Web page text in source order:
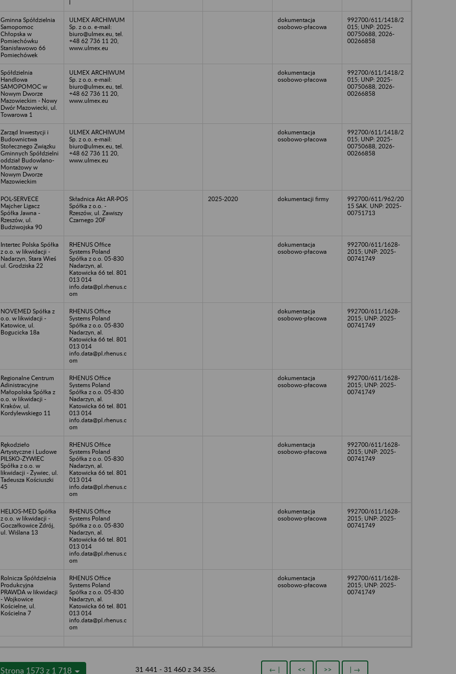
l
Gminna Spółdzielnia
Samopomoc
Chłopska w
Pomiechówku
Stanisławowo 66
Pomiechówek
ULMEX ARCHIWUM
Sp. z o.o. e-mail:
biuro@ulmex.eu, tel.
+48 62 736 11 20,
www.ulmex.eu
dokumentacja
osobowo-płacowa
992700/611/1418/2
015; UNP: 2025-
00750688, 2026-
00266858
Spółdzielnia
Handlowa
SAMOPOMOC w
Nowym Dworze
Mazowieckim - Nowy
Dwór Mazowiecki, ul.
Towarowa 1
ULMEX ARCHIWUM
Sp. z o.o. e-mail:
biuro@ulmex.eu, tel.
+48 62 736 11 20,
www.ulmex.eu
dokumentacja
osobowo-płacowa
992700/611/1418/2
015; UNP: 2025-
00750688, 2026-
00266858
Zarząd Inwestycji i
Budownictwa
Stołecznego Związku
Gminnych Spółdzielni
oddział Budowlano-
Montażowy w
Nowym Dworze
Mazowieckim
ULMEX ARCHIWUM
Sp. z o.o. e-mail:
biuro@ulmex.eu, tel.
+48 62 736 11 20,
www.ulmex.eu
dokumentacja
osobowo-płacowa
992700/611/1418/2
015; UNP: 2025-
00750688, 2026-
00266858
POL-SERVECE
Majcher Ligacz
Spółka Jawna -
Rzeszów, ul.
Budziwojska 90
Składnica Akt AR-POS
Spółka z o.o. -
Rzeszów, ul. Zawiszy
Czarnego 20F
2025-2020 dokumentacji firmy
992700/611/962/20
15 SAK. UNP: 2025-
00751713
Intertec Polska Spółka
z o.o. w likwidacji -
Nadarzyn, Stara Wieś
ul. Grodziska 22
RHENUS Office
Systems Poland
Spółka z o.o. 05-830
Nadarzyn, al.
Katowicka 66 tel. 801
013 014
info.data@pl.rhenus.c
om
dokumentacja
osobowo-płacowa
992700/611/1628-
2015; UNP: 2025-
00741749
NOVEMED Spółka z
o.o. w likwidacji -
Katowice, ul.
Bogucicka 18a
RHENUS Office
Systems Poland
Spółka z o.o. 05-830
Nadarzyn, al.
Katowicka 66 tel. 801
013 014
info.data@pl.rhenus.c
om
dokumentacja
osobowo-płacowa
992700/611/1628-
2015; UNP: 2025-
00741749
Regionalne Centrum
Adinistracyjne
Małopolska Spółka z
o.o. w likwidacji -
Kraków, ul.
Kordylewskiego 11
RHENUS Office
Systems Poland
Spółka z o.o. 05-830
Nadarzyn, al.
Katowicka 66 tel. 801
013 014
info.data@pl.rhenus.c
om
dokumentacja
osobowo-płacowa
992700/611/1628-
2015; UNP: 2025-
00741749
Rękodzieło
Artystyczne i Ludowe
PILSKO-ŻYWIEC
Spółka z o.o. w
likwidacji - Żywiec, ul.
Tadeusza Kościuszki
45
RHENUS Office
Systems Poland
Spółka z o.o. 05-830
Nadarzyn, al.
Katowicka 66 tel. 801
013 014
info.data@pl.rhenus.c
om
dokumentacja
osobowo-płacowa
992700/611/1628-
2015; UNP: 2025-
00741749
HELIOS-MED Spółka
z o.o. w likwidacji -
Goczałkowice Zdrój,
ul. Wiślana 13
RHENUS Office
Systems Poland
Spółka z o.o. 05-830
Nadarzyn, al.
Katowicka 66 tel. 801
013 014
info.data@pl.rhenus.c
om
dokumentacja
osobowo-płacowa
992700/611/1628-
2015; UNP: 2025-
00741749
Rolnicza Spółdzielnia
Produkcyjna
PRAWDA w likwidacji
- Wojkowice
Kościelne, ul.
Kościelna 7
RHENUS Office
Systems Poland
Spółka z o.o. 05-830
Nadarzyn, al.
Katowicka 66 tel. 801
013 014
info.data@pl.rhenus.c
om
dokumentacja
osobowo-płacowa
992700/611/1628-
2015; UNP: 2025-
00741749
Strona 1573 z 1 718 31 441 - 31 460 z 34 356. ← | << >> | →